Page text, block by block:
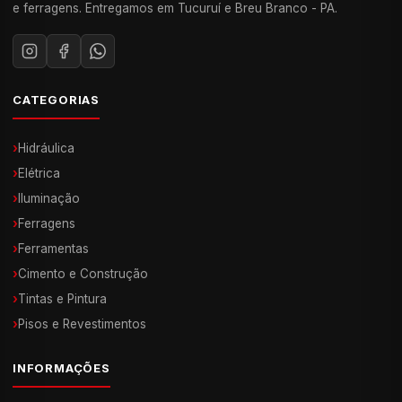
e ferragens. Entregamos em Tucuruí e Breu Branco - PA.
CATEGORIAS
›Hidráulica
›Elétrica
› Iluminação
›Ferragens
›Ferramentas
›Cimento e Construção
›Tintas e Pintura
›Pisos e Revestimentos
INFORMAÇÕES